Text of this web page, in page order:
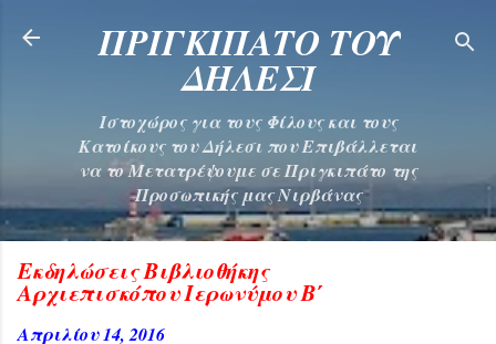
Μετάβαση στο κύριο περιεχόμενο
ΠΡΙΓΚΙΠΑΤΟ ΤΟΥ
ΔΗΛΕΣΙ
Ιστοχώρος για τους Φίλους και τους
Κατοίκους του Δήλεσι που Επιβάλλεται
να το Μετατρέψουμε σε Πριγκιπάτο της
Προσωπικής μας Νιρβάνας
Eκδηλώσεις Βιβλιοθήκης
Αρχιεπισκόπου Ιερωνύμου Β΄
Απριλίου 14, 2016